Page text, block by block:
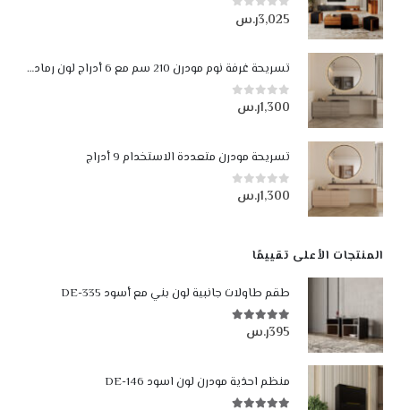
0من أصل 5
3,025ر.س
تسريحة غرفة نوم مودرن 210 سم مع 6 أدراج لون رمادي فاتح ورمادي غامق
0من أصل 5
1,300ر.س
تسريحة مودرن متعددة الاستخدام 9 أدراج
0من أصل 5
1,300ر.س
المنتجات الأعلى تقييمًا
طقم طاولات جانبية لون بني مع أسود DE-335
5.00من أصل 5 395ر.س
منظم احذية مودرن لون اسود DE-146